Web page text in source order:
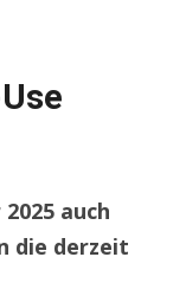
auch
die derzeit